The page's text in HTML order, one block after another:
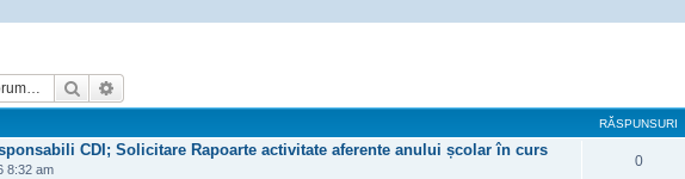
Căutare
RĂSPUNSURI
CDI; Solicitare Rapoarte activitate aferente anului școlar în curs
8:32 am
0